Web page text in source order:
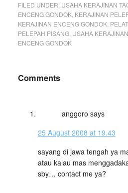
FILED UNDER: USAHA KERAJINAN
ENCENG GONDOK, KERAJINAN
KERAJINAN ENCENG GONDOK,
PELEPAH PISANG, USAHA
ENCENG GONDOK
Comments
anggoro says
25 August 2008 at 19.43
sayang di jawa tengah ya
atau kalau mas
sby… contact me ya?